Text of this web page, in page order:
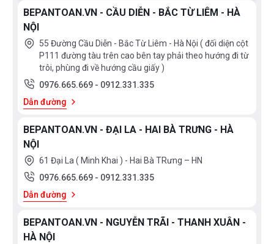
BEPANTOAN.VN - CẦU DIỄN - BẮC TỪ LIÊM - HÀ
NỘI
55 Đường Cầu Diễn - Bắc Từ Liêm - Hà Nội ( đối diện cột
P111 đường tàu trên cao bên tay phải theo hướng đi từ
trôi, phùng đi về hướng cầu giấy )
0976.665.669 - 0912.331.335
Dẫn đường
BEPANTOAN.VN - ĐẠI LA - HAI BÀ TRƯNG - HÀ
NỘI
61 Đại La ( Minh Khai ) - Hai Bà TRưng – HN
0976.665.669 - 0912.331.335
Dẫn đường
BEPANTOAN.VN - NGUYỄN TRÃI - THANH XUÂN -
HÀ NỘI